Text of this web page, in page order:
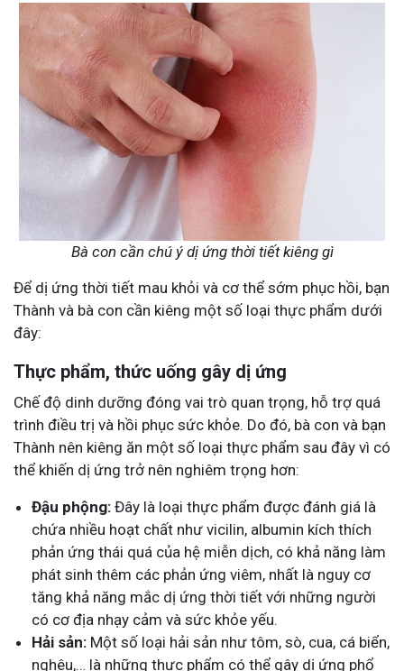
Bà con cần chú ý dị ứng thời tiết kiêng gì
Để dị ứng thời tiết mau khỏi và cơ thể sớm phục hồi, bạn
Thành và bà con cần kiêng một số loại thực phẩm dưới
đây:
Thực phẩm, thức uống gây dị ứng
Chế độ dinh dưỡng đóng vai trò quan trọng, hỗ trợ quá
trình điều trị và hồi phục sức khỏe. Do đó, bà con và bạn
Thành nên kiêng ăn một số loại thực phẩm sau đây vì có
thể khiến dị ứng trở nên nghiêm trọng hơn:
Đậu phộng: Đây là loại thực phẩm được đánh giá là
chứa nhiều hoạt chất như vicilin, albumin kích thích
phản ứng thái quá của hệ miễn dịch, có khả năng làm
phát sinh thêm các phản ứng viêm, nhất là nguy cơ
tăng khả năng mắc dị ứng thời tiết với những người
có cơ địa nhạy cảm và sức khỏe yếu.
Hải sản: Một số loại hải sản như tôm, sò, cua, cá biển,
nghêu,… là những thực phẩm có thể gây dị ứng phổ